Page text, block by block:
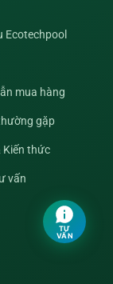
Ecotechpool
mua hàng
gặp
Kiến thức
vấn
TƯ
VẤN